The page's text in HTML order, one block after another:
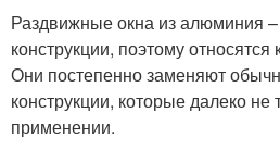
Раздвижные окна из алюминия
конструкции, поэтому относятся
Они постепенно заменяют
конструкции, которые далеко не
применении.